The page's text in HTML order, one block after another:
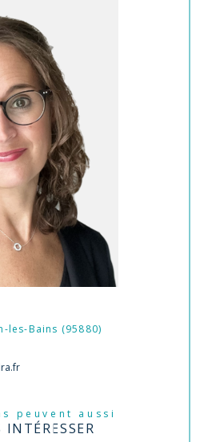
les-Bains (95880)
peuvent aussi
INTÉRESSER